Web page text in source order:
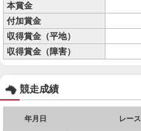
本賞金
付加賞金
収得賞金（平地）
収得賞金（障害）
競走成績
年月日 レース